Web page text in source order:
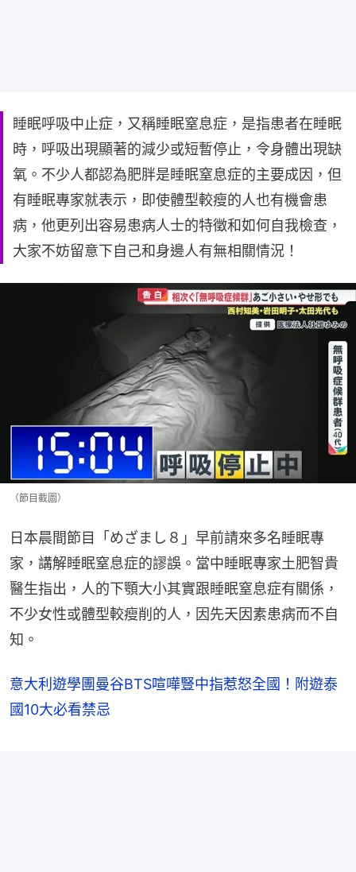
睡眠呼吸中止症，又稱睡眠窒息症，是指患者在睡眠
時，呼吸出現顯著的減少或短暫停止，令身體出現缺
氧。不少人都認為肥胖是睡眠窒息症的主要成因，但
有睡眠專家就表示，即使體型較瘦的人也有機會患
病，他更列出容易患病人士的特徵和如何自我檢查，
大家不妨留意下自己和身邊人有無相關情況！
（節目截圖）
日本晨間節目「めざまし８」早前請來多名睡眠專
家，講解睡眠窒息症的謬誤。當中睡眠專家土肥智貴
醫生指出，人的下顎大小其實跟睡眠窒息症有關係，
不少女性或體型較瘦削的人，因先天因素患病而不自
知。
意大利遊學團曼谷BTS喧嘩豎中指惹怒全國！附遊泰
國10大必看禁忌